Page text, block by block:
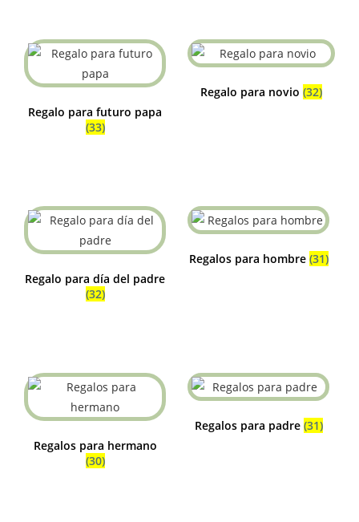
Regalo para futuro papa
(33)
Regalo para novio (32)
Regalo para día del padre
(32)
Regalos para hombre (31)
Regalos para hermano
(30)
Regalos para padre (31)